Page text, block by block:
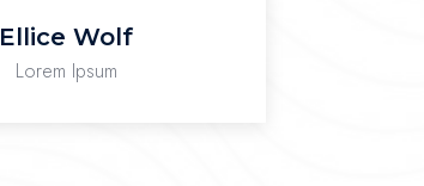
Ellice Wolf
Lorem Ipsum